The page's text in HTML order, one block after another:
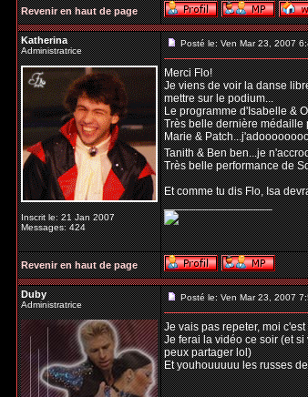
Revenir en haut de page
Katherina
Administratrice
Inscrit le: 21 Jan 2007
Messages: 424
Posté le: Ven Mar 23, 2007
Merci Flo!
Je viens de voir la danse
mettre sur le podium...
Le programme d'Isabelle &
Très belle dernière médaille
Marie &
Tanith & Ben ben...je
Très belle performance de
Et comme tu dis Flo, Isa
_________________
Revenir en haut de page
Duby
Administratrice
Posté le: Ven Mar 23, 2007
Je vais pas repeter, moi
Je ferai la vidéo ce soir (et
peux partager lol)
Et youhouuuuu les russes